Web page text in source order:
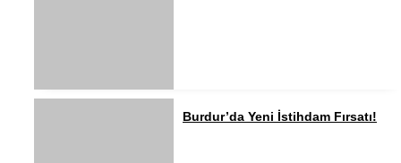
Burdur’da Yeni İstihdam Fırsatı!